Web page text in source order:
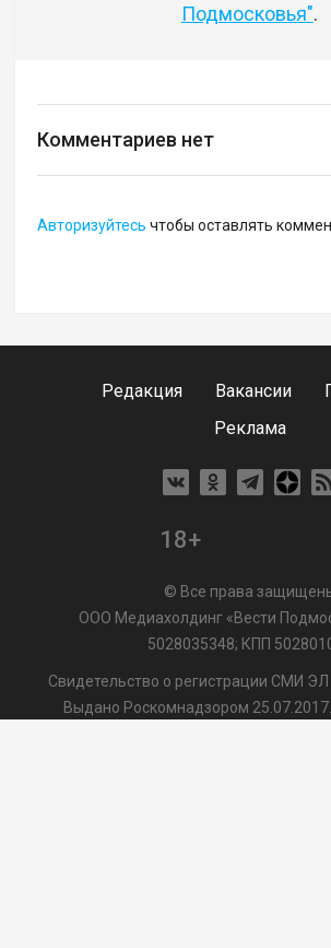
Подмосковья".
Комментариев нет
Авторизуйтесь чтобы оставлять
Редакция Вакансии
Реклама
18+
© Все права
ООО Медиахолдинг «Вести
5028035348; КПП
Свидетельство о регистрации СМИ
Выдано Роскомнадзором